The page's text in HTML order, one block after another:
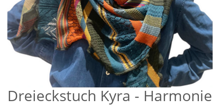
Dreieckstuch Kyra - Harmonie